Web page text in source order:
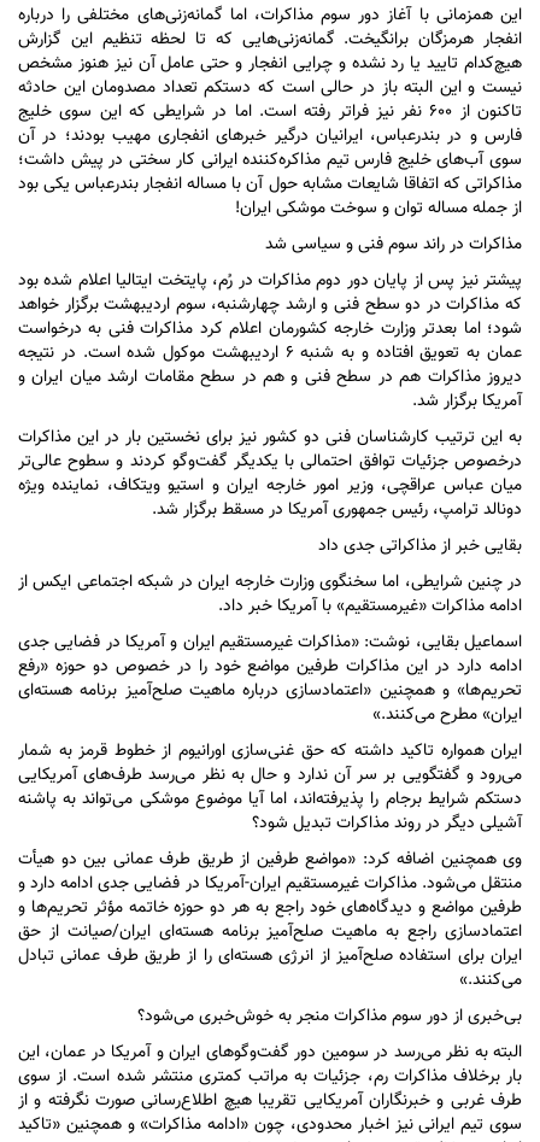
این همزمانی با آغاز دور سوم مذاکرات، اما گمانه‌زنی‌های مختلفی را درباره
انفجار هرمزگان برانگیخت. گمانه‌زنی‌هایی که تا لحظه تنظیم این گزارش
هیچ‌کدام تایید یا رد نشده و چرایی انفجار و حتی عامل آن نیز هنوز مشخص
نیست و این البته باز در حالی است که دستکم تعداد مصدومان این حادثه
تاکنون از ۶۰۰ نفر نیز فراتر رفته است. اما در شرایطی که این سوی خلیج
فارس و در بندرعباس، ایرانیان درگیر خبر‌های انفجاری مهیب بودند؛ در آن
سوی آب‌های خلیج فارس تیم مذاکره‌کننده ایرانی کار سختی در پیش داشت؛
مذاکراتی که اتفاقا شایعات مشابه حول آن با مساله انفجار بندرعباس یکی بود
از جمله مساله توان و سوخت موشکی ایران!
مذاکرات در راند سوم فنی و سیاسی شد
پیشتر نیز پس از پایان دور دوم مذاکرات در رُم، پایتخت ایتالیا اعلام شده بود
که مذاکرات در دو سطح فنی و ارشد چهارشنبه، سوم اردیبهشت برگزار خواهد
شود؛ اما بعدتر وزارت خارجه کشورمان اعلام کرد مذاکرات فنی به درخواست
عمان به تعویق افتاده و به شنبه ۶ اردیبهشت موکول شده است. در نتیجه
دیروز مذاکرات هم در سطح فنی و هم در سطح مقامات ارشد میان ایران و
آمریکا برگزار شد.
به این ترتیب کارشناسان فنی دو کشور نیز برای نخستین بار در این مذاکرات
درخصوص جزئیات توافق احتمالی با یکدیگر گفت‌و‌گو کردند و سطوح عالی‌تر
میان عباس عراقچی، وزیر امور خارجه ایران و استیو ویتکاف، نماینده ویژه
دونالد ترامپ، رئیس جمهوری آمریکا در مسقط برگزار شد.
بقایی خبر از مذاکراتی جدی داد
در چنین شرایطی، اما سخنگوی وزارت خارجه ایران در شبکه اجتماعی ایکس از
ادامه مذاکرات «غیرمستقیم» با آمریکا خبر داد.
اسماعیل بقایی، نوشت: «مذاکرات غیرمستقیم ایران و آمریکا در فضایی جدی
ادامه دارد در این مذاکرات طرفین مواضع خود را در خصوص دو حوزه «رفع
تحریم‌ها» و همچنین «اعتمادسازی درباره ماهیت صلح‌آمیز برنامه هسته‌ای
ایران» مطرح می‌کنند.»
ایران همواره تاکید داشته که حق غنی‌سازی اورانیوم از خطوط قرمز به شمار
می‌رود و گفتگویی بر سر آن ندارد و حال به نظر می‌رسد طرف‌های آمریکایی
دستکم شرایط برجام را پذیرفته‌اند، اما آیا موضوع موشکی می‌تواند به پاشنه
آشیلی دیگر در روند مذاکرات تبدیل شود؟
وی همچنین اضافه کرد: «مواضع طرفین از طریق طرف عمانی بین دو هیأت
منتقل می‌شود. مذاکرات غیرمستقیم ایران-آمریکا در فضایی جدی ادامه دارد و
طرفین مواضع و دیدگاه‌های خود راجع به هر دو حوزه خاتمه مؤثر تحریم‌ها و
اعتمادسازی راجع به ماهیت صلح‌آمیز برنامه هسته‌ای ایران/صیانت از حق
ایران برای استفاده صلح‌آمیز از انرژی هسته‌ای را از طریق طرف عمانی تبادل
می‌کنند.»
بی‌خبری از دور سوم مذاکرات منجر به خوش‌خبری می‌شود؟
البته به نظر می‌رسد در سومین دور گفت‌و‌گو‌های ایران و آمریکا در عمان، این
بار برخلاف مذاکرات رم، جزئیات به مراتب کمتری منتشر شده است. از سوی
طرف غربی و خبرنگاران آمریکایی تقریبا هیچ اطلاع‌رسانی صورت نگرفته و از
سوی تیم ایرانی نیز اخبار محدودی، چون «ادامه مذاکرات» و همچنین «تاکید